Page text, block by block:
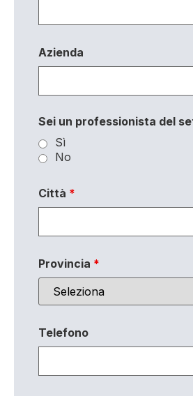
Azienda
Sei un professionista del
Sì
No
Città *
Provincia *
Telefono